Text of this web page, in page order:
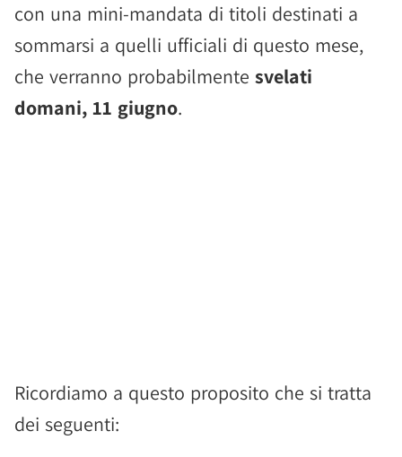
con una mini-mandata di titoli destinati a
sommarsi a quelli ufficiali di questo mese,
che verranno probabilmente svelati
domani, 11 giugno.
Ricordiamo a questo proposito che si tratta
dei seguenti: